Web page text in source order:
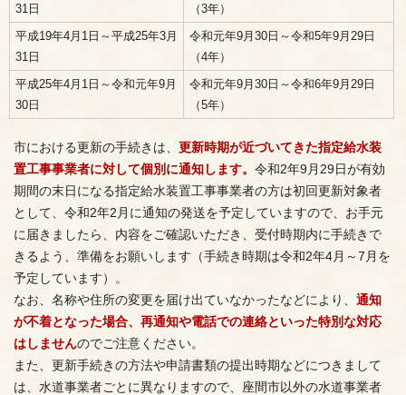
31日
（3年）
平成19年4月1日～平成25年3月
31日
令和元年9月30日～令和5年9月29日
（4年）
平成25年4月1日～令和元年9月
30日
令和元年9月30日～令和6年9月29日
（5年）
市における更新の手続きは、 更新時期が近づいてきた指定給水装
置工事事業者に対して個別に通知します。 令和2年9月29日が有効
期間の末日になる指定給水装置工事事業者の方は初回更新対象者
として、令和2年2月に通知の発送を予定していますので、お手元
に届きましたら、内容をご確認いただき、受付時期内に手続きで
きるよう、準備をお願いします（手続き時期は令和2年4月～7月を
予定しています）。
なお、名称や住所の変更を届け出ていなかったなどにより、 通知
が不着となった場合、再通知や電話での連絡といった特別な対応
はしませんのでご注意ください。
また、更新手続きの方法や申請書類の提出時期などにつきまして
は、水道事業者ごとに異なりますので、座間市以外の水道事業者